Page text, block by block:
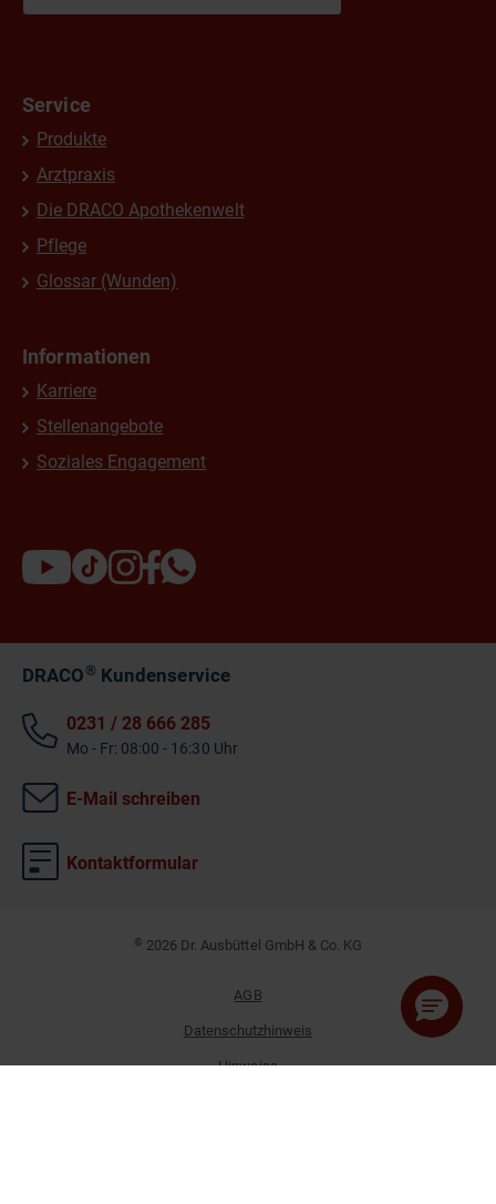
Service
Produkte
Arztpraxis
Die DRACO Apothekenwelt
Pflege
Glossar (Wunden)
Informationen
Karriere
Stellenangebote
Soziales Engagement
DRACO®Kundenservice
0231 / 28 666 285
Mo - Fr: 08:00 - 16:30 Uhr
E-Mail schreiben
Kontaktformular
© 2026 Dr. Ausbüttel GmbH & Co. KG
AGB
Datenschutzhinweis
Hinweise